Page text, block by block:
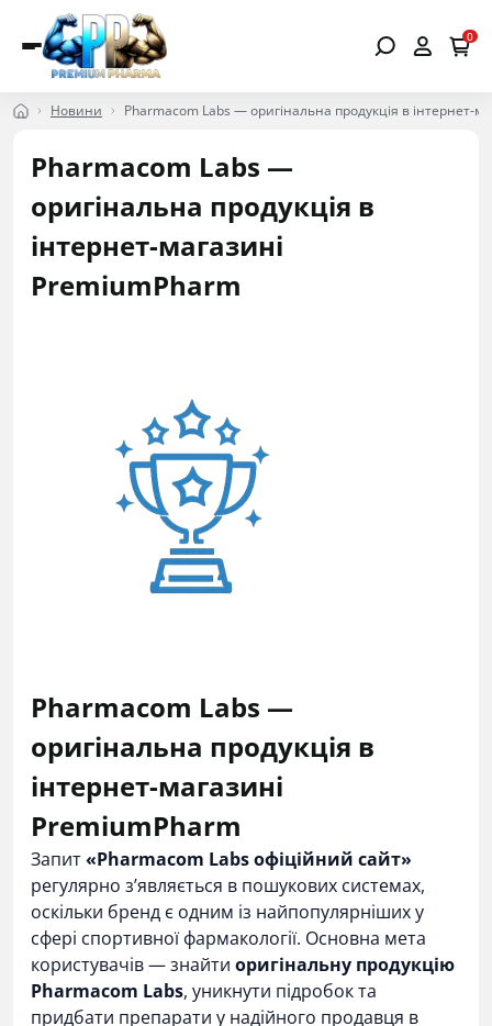
0
Новини Pharmacom Labs — оригінальна продукція в інтернет-
Pharmacom Labs —
оригінальна продукція в
інтернет-магазині
PremiumPharm
Pharmacom Labs —
оригінальна продукція в
інтернет-магазині
PremiumPharm
Запит«Pharmacom Labs офіційний сайт»
регулярно з’являється в пошукових системах,
оскільки бренд є одним із найпопулярніших у
сфері спортивної фармакології. Основна мета
користувачів — знайти оригінальну продукцію
Pharmacom Labs, уникнути підробок та
придбати препарати у надійного продавця в